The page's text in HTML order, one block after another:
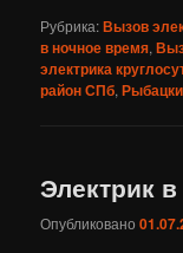
Рубрика:Вызов
в ночное время,
электрика
район СПб,
Электрик
Опубликовано